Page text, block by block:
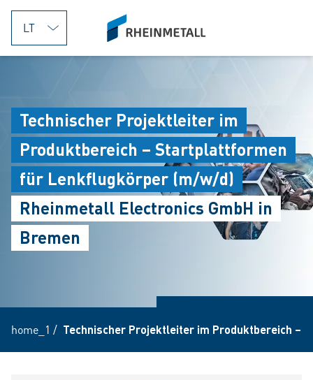
jumpToMain
siteLogo
Technischer Projektleiter im
Produktbereich – Startplattformen
für Lenkflugkörper (m/w/d)
Rheinmetall Electronics GmbH in
Bremen
home_1 / Technischer Projektleiter im Produktbereich